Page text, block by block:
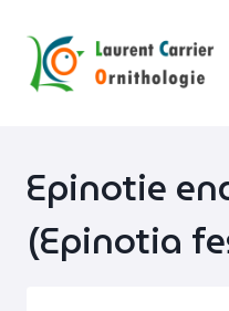
contenu
Epinotie
(Epinotia